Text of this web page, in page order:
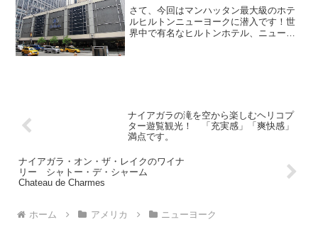
さて、今回はマンハッタン最大級のホテ
ルヒルトンニューヨークに潜入です！世
界中で有名なヒルトンホテル、ニューヨ
ナイアガラの滝を空から楽しむヘリコプ
ター遊覧観光！ 「充実感」「爽快感」
満点です。
ナイアガラ・オン・ザ・レイクのワイナ
リー シャトー・デ・シャーム
Chateau de Charmes
ホーム アメリカ ニューヨーク